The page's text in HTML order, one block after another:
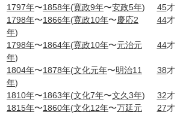
1797年〜1858年(寛政9年〜安政5年) 45才
1798年〜1866年(寛政10年〜慶応2
年)
44才
1798年〜1864年(寛政10年〜元治元
年)
44才
1804年〜1878年(文化元年〜明治11
年)
38才
1810年〜1863年(文化7年〜文久3年) 32才
1815年〜1860年(文化12年〜万延元
27才